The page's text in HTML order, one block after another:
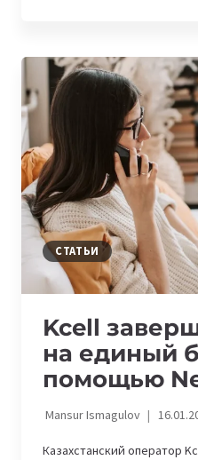
САМЫЙ
БЫСТРЫЙ
ИНТЕРНЕТ
СТАТЬИ
Kcell
на единый
помощью
Mansur Ismagulov
Казахстанский оператор